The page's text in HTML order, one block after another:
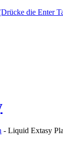
die Enter
- Liquid Extasy